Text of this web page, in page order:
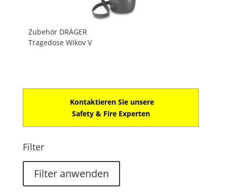
Zubehör DRÄGER
Tragedose Wikov V
Kontaktieren Sie unsere
Safety & Fire Experten
Filter
Filter anwenden